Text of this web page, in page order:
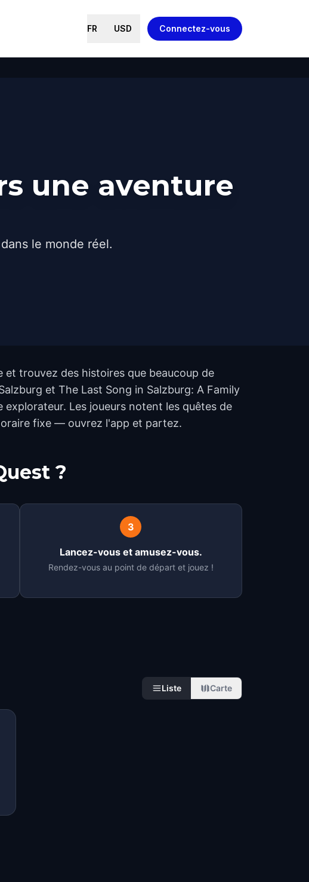
FR USD Connectez-vous
une aventure
le monde réel.
et trouvez des histoires que beaucoup de
et The Last Song in Salzburg: A Family
Les joueurs notent les quêtes de
fixe — ouvrez l'app et partez.
?
3
Lancez-vous et amusez-vous.
Rendez-vous au point de départ et jouez !
Liste Carte